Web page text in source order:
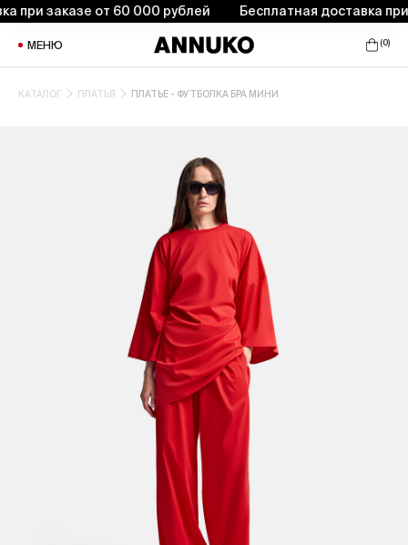
при заказе от 60 000 рублей Бесплатная доставка при
МЕНЮ (0)
КАТАЛОГ ПЛАТЬЯ ПЛАТЬЕ - ФУТБОЛКА БРА МИНИ